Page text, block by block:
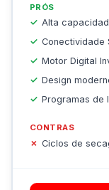
PRÓS
Alta
Conectividade
Motor Digital
Design
Programas de
CONTRAS
Ciclos de